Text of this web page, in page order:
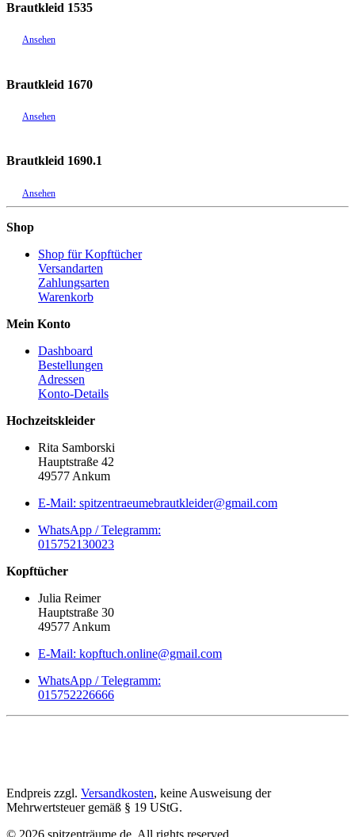
Brautkleid 1535
Ansehen
Brautkleid 1670
Ansehen
Brautkleid 1690.1
Ansehen
Shop
Shop für Kopftücher
Versandarten
Zahlungsarten
Warenkorb
Mein Konto
Dashboard
Bestellungen
Adressen
Konto-Details
Hochzeitskleider
Rita Samborski
Hauptstraße 42
49577 Ankum
E-Mail: spitzentraeumebrautkleider@gmail.com
WhatsApp / Telegramm:
015752130023
Kopftücher
Julia Reimer
Hauptstraße 30
49577 Ankum
E-Mail: kopftuch.online@gmail.com
WhatsApp / Telegramm:
015752226666
Endpreis zzgl. Versandkosten, keine Ausweisung der
Mehrwertsteuer gemäß § 19 UStG.
© 2026 spitzenträume.de. All rights reserved.